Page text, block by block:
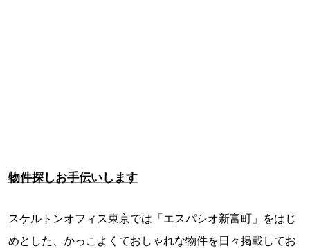
物件探しお手伝いします
スケルトンオフィス東京では「エスパシオ新富町」をはじ
めとした、かっこよくておしゃれな物件を日々掲載してお